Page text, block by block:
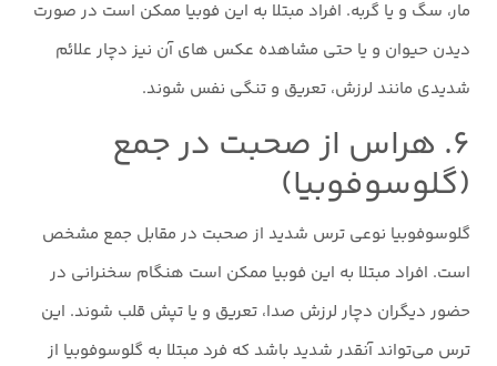
مار، سگ و یا گربه. افراد مبتلا به این فوبیا ممکن است در صورت
دیدن حیوان و یا حتی مشاهده عکس های آن نیز دچار علائم
شدیدی مانند لرزش، تعریق و تنگی نفس شوند.
۶. هراس از صحبت در جمع
(گلوسوفوبیا)
گلوسوفوبیا نوعی ترس شدید از صحبت در مقابل جمع مشخص
است. افراد مبتلا به این فوبیا ممکن است هنگام سخنرانی در
حضور دیگران دچار لرزش صدا، تعریق و یا تپش قلب شوند. این
ترس می‌تواند آنقدر شدید باشد که فرد مبتلا به گلوسوفوبیا از